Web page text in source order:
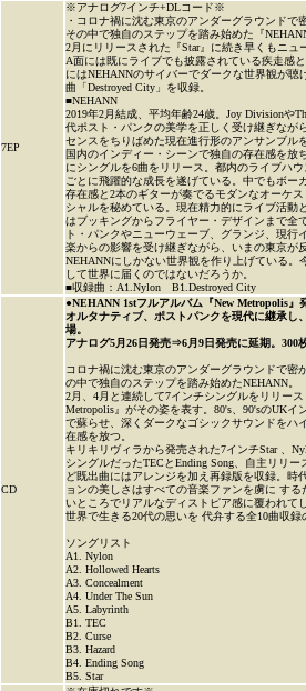
7EP
※アナログ7インチ+DLコード※
・コロナ禍に沈む東京のアンダーグラウンドで
その中で独自のステップを踏み始めた『
2月にリリースされた『Star』に続き早くもニュ
A面には既にライブでも披露されている疾走感
にはNEHANNのサイバーでダークな世界観が
曲「Destroyed City」を収録。
■NEHANN
2019年2月結成、平均年齢24歳。Joy Divisionや
代ポスト・パンクの美学を正しく受け継ぎなが
センスをちりばめた現在進行形のアンサンブル
国内のインディー・シーンで独自の存在感を放
にシングルを6曲をリリース。都内のライブハ
ごとに飛躍的な成長を遂げている。中でもボー
存在感と2本のギターが奏でるモダンなオーケ
シャルを秘めている。現在精力的にライブ活動
はブッキングからフライヤー・デザインまで全
ト・パンクやニューウェーブ、グランジ、現
楽からの影響を受け継ぎながら、いまの東京が
NEHANNにしかない世界観を作り上げている。
して世界に届くのではないだろうか。
■収録曲：A1.Nylon B1.Destroyed City
CD
●NEHANN 1stフルアルバム『New Metropolis』
オルタナティブ、ポストパンクを現代に継承し
場。
アナログ5月26日発売⇒6月9日発売に延期。300
コロナ禍に沈む東京のアンダーグラウンドで密
の中で独自のステップを踏み始めたNEHANN。
2月、4月と連続して7インチシングルをリリー
Metropolis』がその姿を表す。80's、90'sのUK
で蘇らせ、深くダークなゴシックサウンドをハ
在感を放つ。
キリキリヴィラから発売された7インチStar 、
シングルだったTECとEnding Song、自主リリー
ど既出曲にはアレンジを加え再録版を収録。時
ョンの美しさはすべての音楽ファンを虜に す
いところでリアルなディストピア感に覆われて
世界で生きる20代の思いを 代弁する全10曲収録
ソングリスト
A1. Nylon
A2. Hollowed Hearts
A3. Concealment
A4. Under The Sun
A5. Labyrinth
B1. TEC
B2. Curse
B3. Hazard
B4. Ending Song
B5. Star